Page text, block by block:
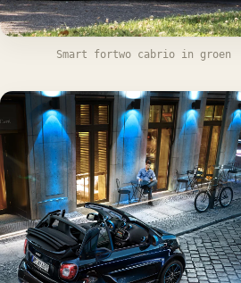
Smart fortwo cabrio in groen